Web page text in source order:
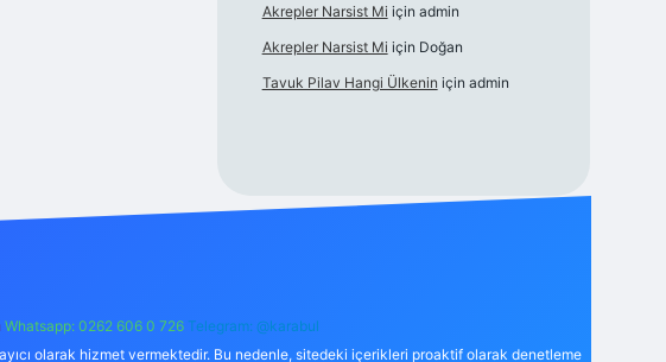
Akrepler Narsist Mi için admin
Akrepler Narsist Mi için Doğan
Tavuk Pilav Hangi Ülkenin için admin
Whatsapp: 0262 606 0 726 Telegram: @karabul
olarak hizmet vermektedir. Bu nedenle, sitedeki içerikleri proaktif olarak denetleme